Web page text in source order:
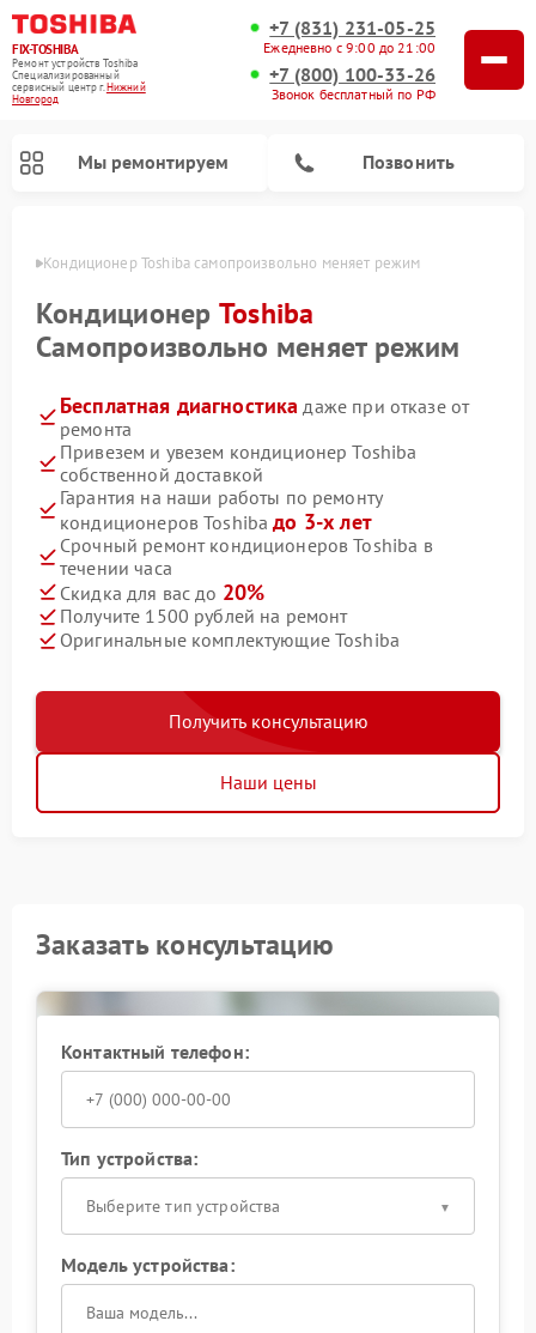
FIX-TOSHIBA
Ремонт устройств Toshiba
Специализированный
cервисный центр г.Нижний
Новгород
+7 (831) 231-05-25
Ежедневно с 9:00 до 21:00
+7 (800) 100-33-26
Звонок бесплатный по РФ
Мы ремонтируем Позвонить
Кондиционер Toshiba самопроизвольно меняет режим
Кондиционер Toshiba
Самопроизвольно меняет режим
Бесплатная диагностика даже при отказе от
ремонта
Привезем и увезем кондиционер Toshiba
собственной доставкой
Гарантия на наши работы по ремонту
кондиционеров Toshibaдо 3-х лет
Срочный ремонт кондиционеров Toshiba в
течении часа
Скидка для вас до 20%
Получите 1500 рублей на ремонт
Оригинальные комплектующие Toshiba
Получить консультацию
Наши цены
Заказать консультацию
Контактный телефон:
Тип устройства:
Выберите тип устройства
Модель устройства: